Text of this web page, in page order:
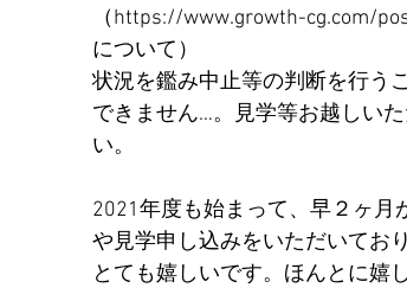
（https://www.growth-cg.com/
について）
状況を鑑み中止等の判断を行う
できません…。見学等お越しい
い。
2021年度も始まって、早２ヶ
や見学申し込みをいただいており
とても嬉しいです。ほんとに嬉